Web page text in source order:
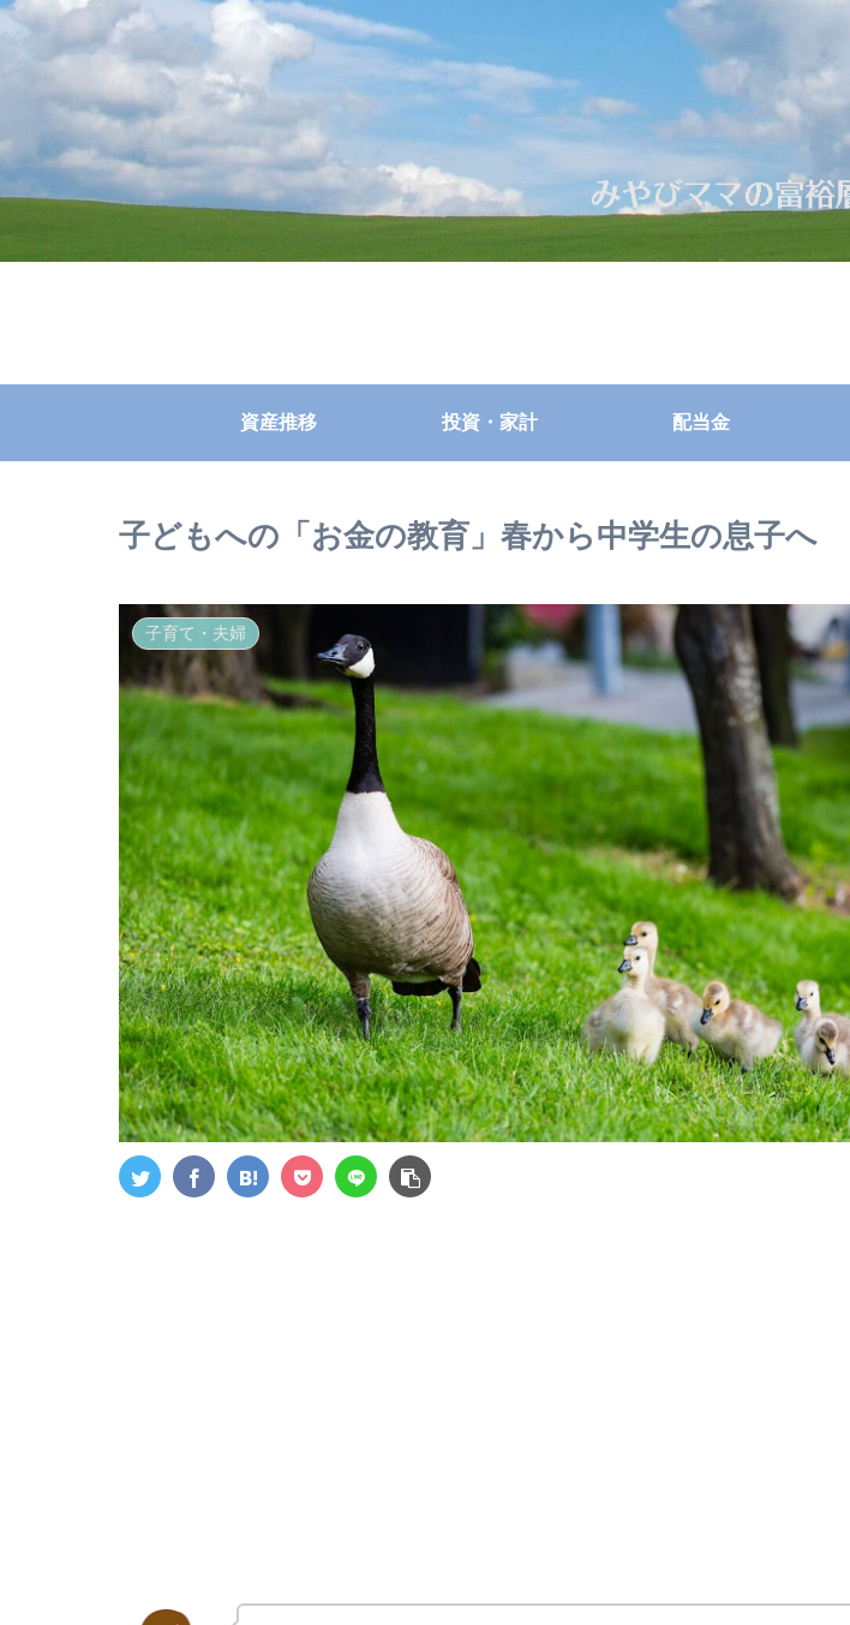
資産推移 投資・家計 配当金
子どもへの「お金の教育」春から中学生の息子へ
子育て・夫婦